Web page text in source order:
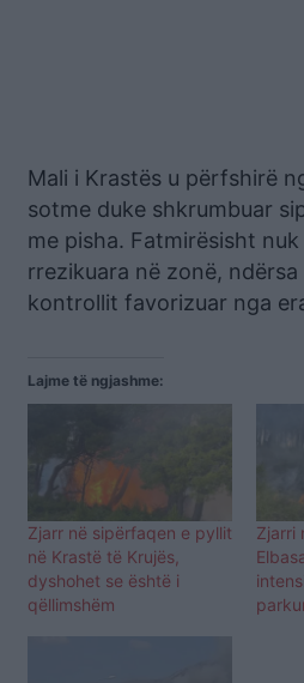
Mali i Krastës u përfshirë
sotme duke shkrumbuar
me pisha. Fatmirësisht
rrezikuara në zonë,
kontrollit favorizuar nga
Lajme të ngjashme:
Zjarr në sipërfaqen e pyllit
në Krastë të Krujës,
dyshohet se është i
qëllimshëm
Zjarri